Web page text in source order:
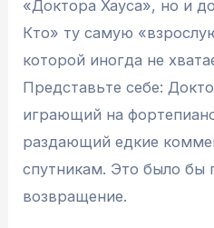
«Доктора Хауса», но и
Кто» ту самую
которой иногда не
Представьте себе:
играющий на
раздающий едкие
спутникам. Это было бы
возвращение.